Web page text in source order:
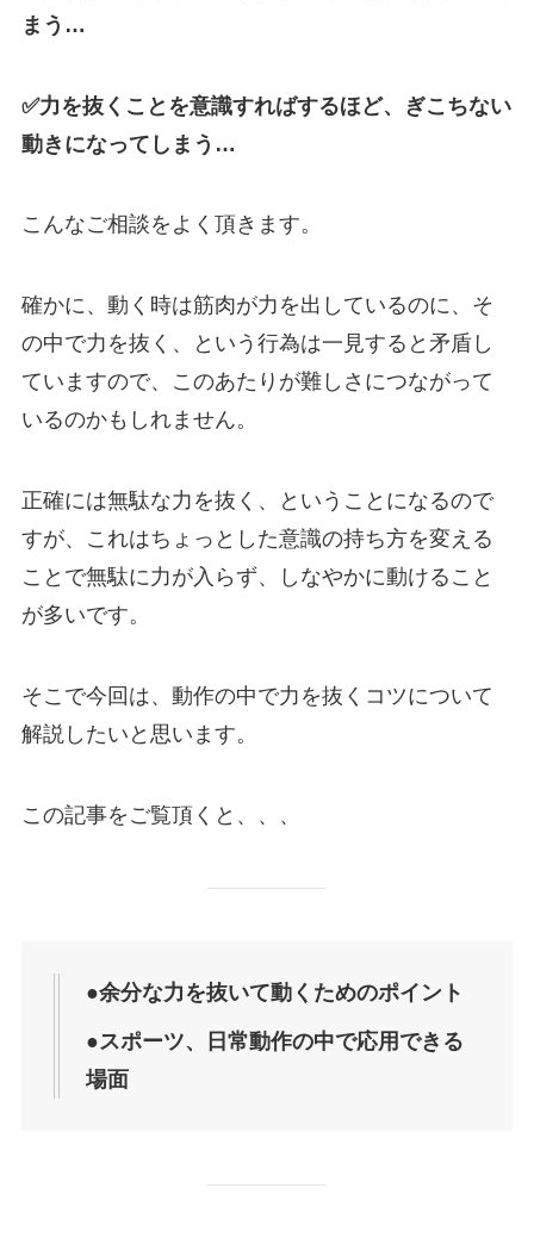
まう…
✅力を抜くことを意識すればするほど、ぎこちない
動きになってしまう…
こんなご相談をよく頂きます。
確かに、動く時は筋肉が力を出しているのに、そ
の中で力を抜く、という行為は一見すると矛盾し
ていますので、このあたりが難しさにつながって
いるのかもしれません。
正確には無駄な力を抜く、ということになるので
すが、これはちょっとした意識の持ち方を変える
ことで無駄に力が入らず、しなやかに動けること
が多いです。
そこで今回は、動作の中で力を抜くコツについて
解説したいと思います。
この記事をご覧頂くと、、、
●余分な力を抜いて動くためのポイント
●スポーツ、日常動作の中で応用できる
場面